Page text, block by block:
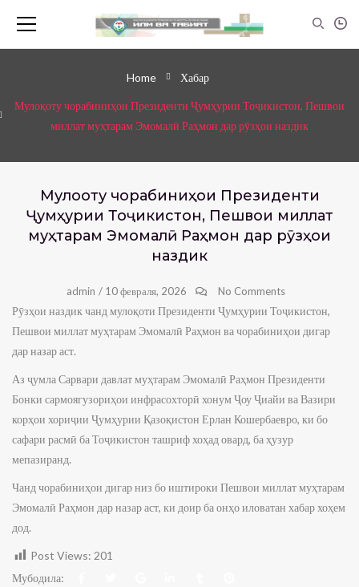
Home Хабар
Мулоқоту чорабиниҳои Президенти Ҷумҳурии Тоҷикистон, Пешвои
миллат муҳтарам Эмомалӣ Раҳмон дар рӯзҳои наздик
Мулоқоту чорабиниҳои Президенти
Ҷумҳурии Тоҷикистон, Пешвои миллат
муҳтарам Эмомалӣ Раҳмон дар рӯзҳои
наздик
admin / 10 февраля, 2026 No Comments
Рӯзҳои наздик чанд мулоқоти Президенти Ҷумҳурии Тоҷикистон,
Пешвои миллат муҳтарам Эмомалӣ Раҳмон ва чорабиниҳои дигар
дар назар аст.
Аз ҷумла Сарвари давлат муҳтарам Эмомалӣ Раҳмон Президенти
Бонки сармоягузориҳои инфрасохторӣ хонум Ҷоу Ҷиайи ва Вазири
корҳои хориҷии Ҷумҳурии Қазоқистон Ерлан Кошербаевро, ки бо
сафари расмӣ ба Тоҷикистон ташриф хоҳад овард, ба ҳузур
мепазиранд.
Чанд чорабиниҳои дигар низ бо иштироки Пешвои миллат муҳтарам
Эмомалӣ Раҳмон дар назар аст, ки доир ба онҳо иловатан хабар хоҳем
дод.
Post Views: 201
Мубодила: